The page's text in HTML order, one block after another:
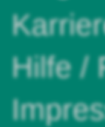
Hilfe /